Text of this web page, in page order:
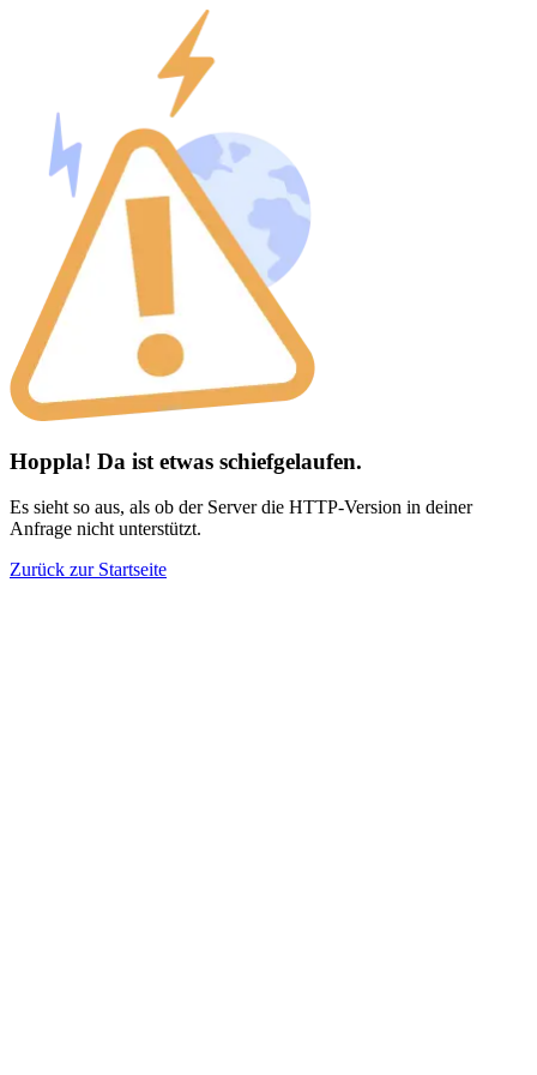
Hoppla! Da ist etwas schiefgelaufen.
Es sieht so aus, als ob der Server die HTTP-Version in deiner
Anfrage nicht unterstützt.
Zurück zur Startseite